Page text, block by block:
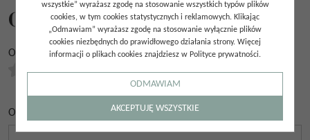
Opinie
Ocena
0.00/5(0głosów)
Opinia
wszystkie” wyrażasz zgodę na stosowanie wszystkich typów plików
cookies, w tym cookies statystycznych i reklamowych. Klikając
„Odmawiam” wyrażasz zgodę na stosowanie wyłącznie plików
cookies niezbędnych do prawidłowego działania strony. Więcej
informacji o plikach cookies znajdziesz w Polityce prywatności.
ODMAWIAM
AKCEPTUJĘ WSZYSTKIE